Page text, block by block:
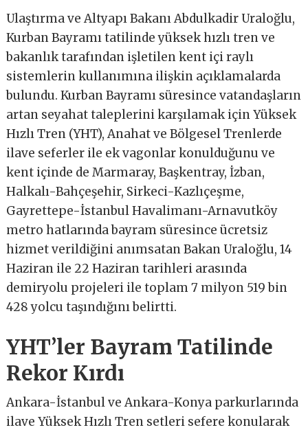
Ulaştırma ve Altyapı Bakanı Abdulkadir Uraloğlu,
Kurban Bayramı tatilinde yüksek hızlı tren ve
bakanlık tarafından işletilen kent içi raylı
sistemlerin kullanımına ilişkin açıklamalarda
bulundu. Kurban Bayramı süresince vatandaşların
artan seyahat taleplerini karşılamak için Yüksek
Hızlı Tren (YHT), Anahat ve Bölgesel Trenlerde
ilave seferler ile ek vagonlar konulduğunu ve
kent içinde de Marmaray, Başkentray, İzban,
Halkalı-Bahçeşehir, Sirkeci-Kazlıçeşme,
Gayrettepe-İstanbul Havalimanı-Arnavutköy
metro hatlarında bayram süresince ücretsiz
hizmet verildiğini anımsatan Bakan Uraloğlu, 14
Haziran ile 22 Haziran tarihleri arasında
demiryolu projeleri ile toplam 7 milyon 519 bin
428 yolcu taşındığını belirtti.
YHT’ler Bayram Tatilinde
Rekor Kırdı
Ankara-İstanbul ve Ankara-Konya parkurlarında
ilave Yüksek Hızlı Tren setleri sefere konularak